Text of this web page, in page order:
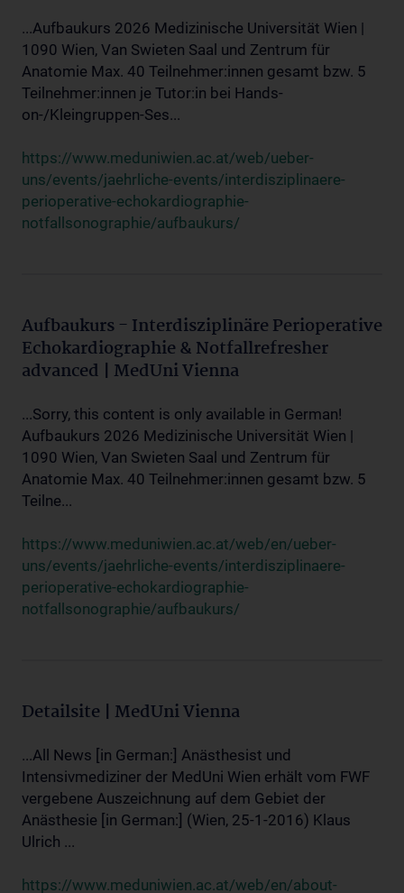
...Aufbaukurs 2026 Medizinische Universität Wien |
1090 Wien, Van Swieten Saal und Zentrum für
Anatomie Max. 40 Teilnehmer:innen gesamt bzw. 5
Teilnehmer:innen je Tutor:in bei Hands-
on-/Kleingruppen-Ses...
https://www.meduniwien.ac.at/web/ueber-
uns/events/jaehrliche-events/interdisziplinaere-
perioperative-echokardiographie-
notfallsonographie/aufbaukurs/
Aufbaukurs - Interdisziplinäre Perioperative
Echokardiographie & Notfallrefresher
advanced | MedUni Vienna
...Sorry, this content is only available in German!
Aufbaukurs 2026 Medizinische Universität Wien |
1090 Wien, Van Swieten Saal und Zentrum für
Anatomie Max. 40 Teilnehmer:innen gesamt bzw. 5
Teilne...
https://www.meduniwien.ac.at/web/en/ueber-
uns/events/jaehrliche-events/interdisziplinaere-
perioperative-echokardiographie-
notfallsonographie/aufbaukurs/
Detailsite | MedUni Vienna
...All News [in German:] Anästhesist und
Intensivmediziner der MedUni Wien erhält vom FWF
vergebene Auszeichnung auf dem Gebiet der
Anästhesie [in German:] (Wien, 25-1-2016) Klaus
Ulrich ...
https://www.meduniwien.ac.at/web/en/about-